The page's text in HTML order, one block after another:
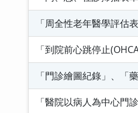
「周全性老年醫學評估
「到院前心跳停止
「門診繪圖紀錄」、「
「醫院以病人為中心門